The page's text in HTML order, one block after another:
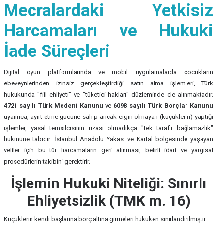
Mecralardaki Yetkisiz
Harcamaları ve Hukuki
İade Süreçleri
Dijital oyun platformlarında ve mobil uygulamalarda çocukların
ebeveynlerinden izinsiz gerçekleştirdiği satın alma işlemleri, Türk
hukukunda "fiil ehliyeti" ve "tüketici hakları" düzleminde ele alınmaktadır.
4721 sayılı Türk Medeni Kanunu ve 6098 sayılı Türk Borçlar Kanunu
uyarınca, ayırt etme gücüne sahip ancak ergin olmayan (küçüklerin) yaptığı
işlemler, yasal temsilcisinin rızası olmadıkça "tek taraflı bağlamazlık"
hükmüne tabidir. İstanbul Anadolu Yakası ve Kartal bölgesinde yaşayan
veliler için bu tür harcamaların geri alınması, belirli idari ve yargısal
prosedürlerin takibini gerektirir.
İşlemin Hukuki Niteliği: Sınırlı
Ehliyetsizlik (TMK m. 16)
Küçüklerin kendi başlarına borç altına girmeleri hukuken sınırlandırılmıştır: